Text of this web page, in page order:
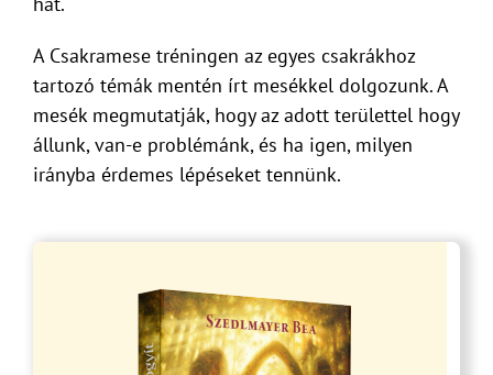
A Csakramese tréningen az egyes csakrákhoz
tartozó témák mentén írt mesékkel dolgozunk. A
mesék megmutatják, hogy az adott területtel hogy
állunk, van-e problémánk, és ha igen, milyen
irányba érdemes lépéseket tennünk.